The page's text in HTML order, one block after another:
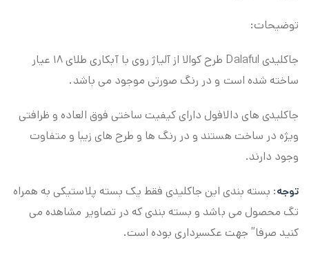
توضیحات:
جاکلیدی Dalaful طرح کوالا از آلیاژ روی با آبکاری طلای ۱۸ عیار
ساخته شده است و در رنگ صورتی موجود می باشد.
جاکلیدی های دالافول دارای کیفیت ساختی فوق العاده و ظرافتی
ویژه در ساخت هستند و در رنگ ها و طرح های زیبا و متفاوت
وجود دارند.
توجه: بسته بندی این جاکلیدی فقط یک بسته پلاستیکی به همراه
تگ محصول می باشد و بسته بندی که در تصاویر مشاهده می
کنید صرفا” جهت عکسبرداری بوده است.